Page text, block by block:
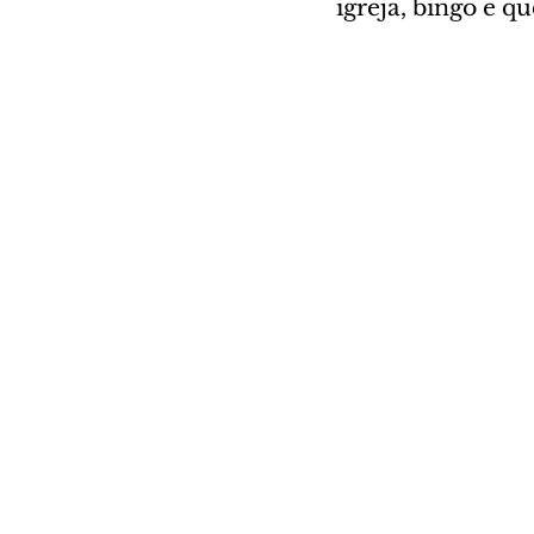
igreja, bingo e